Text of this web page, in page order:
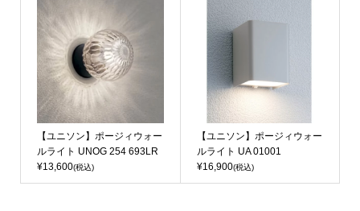
【ユニソン】ポージィウォー
ルライト UNOG 254 693LR
¥13,600(税込)
【ユニソン】ポージィウォー
ルライト UA 01001
¥16,900(税込)